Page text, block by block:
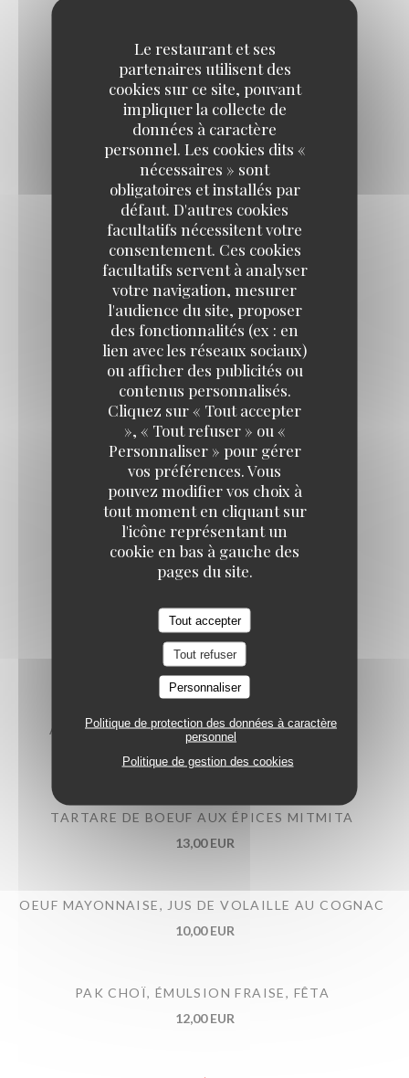
Le restaurant et ses
partenaires utilisent des
cookies sur ce site, pouvant
impliquer la collecte de
données à caractère
personnel. Les cookies dits «
nécessaires » sont
obligatoires et installés par
défaut. D'autres cookies
facultatifs nécessitent votre
consentement. Ces cookies
facultatifs servent à analyser
votre navigation, mesurer
l'audience du site, proposer
des fonctionnalités (ex : en
lien avec les réseaux sociaux)
ou afficher des publicités ou
contenus personnalisés.
Cliquez sur « Tout accepter
», « Tout refuser » ou «
Personnaliser » pour gérer
vos préférences. Vous
pouvez modifier vos choix à
tout moment en cliquant sur
l'icône représentant un
cookie en bas à gauche des
pages du site.
Tout accepter
Tout refuser
Personnaliser
Politique de protection des données à caractère
personnel
Politique de gestion des cookies
ENTRÉE + PLAT
17,00 EUR
PLAT + DESSERT
17,00 EUR
ENTRÉE + PLAT + DESSERT
19,00 EUR
PLAT SEUL
13,00 EUR
Le soir
Entrées
AUBERGINES, CHERMOULA, CHANCKLICHE
11,00 EUR
TARTARE DE BOEUF AUX ÉPICES MITMITA
13,00 EUR
OEUF MAYONNAISE, JUS DE VOLAILLE AU COGNAC
10,00 EUR
PAK CHOÏ, ÉMULSION FRAISE, FÊTA
12,00 EUR